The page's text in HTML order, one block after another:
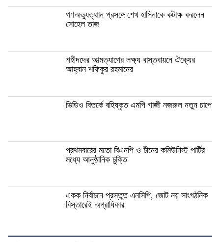
গণঅভ্যুত্থান প্রসঙ্গে শেখ হাসিনাকে কটাক্ষ করলেন
সোহেল তাজ
শহীদদের আত্মত্যাগের লক্ষ্য বাস্তবায়নে ঐক্যের
আহ্বান শফিকুর রহমানের
ভিডিও বিতর্কে বহিষ্কৃত এমপি গাজী নজরুল নতুন চাপে
প্রথমবারের মতো বিএনপি ও চীনের কমিউনিস্ট পার্টির
মধ্যে আনুষ্ঠানিক চুক্তি
একক নির্বাচনে প্রস্তুত এনসিপি, জোট নয় সাংগঠনিক
বিস্তারেই অগ্রাধিকার